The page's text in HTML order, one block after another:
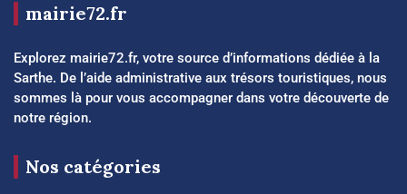
mairie72.fr
Explorez mairie72.fr, votre source d’informations dédiée à la
Sarthe. De l’aide administrative aux trésors touristiques, nous
sommes là pour vous accompagner dans votre découverte de
notre région.
Nos catégories